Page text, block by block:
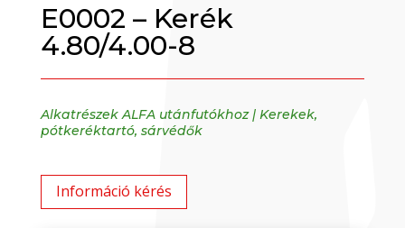
E0002 – Kerék
4.80/4.00-8
Alkatrészek ALFA utánfutókhoz| Kerekek,
pótkeréktartó, sárvédők
Információ kérés